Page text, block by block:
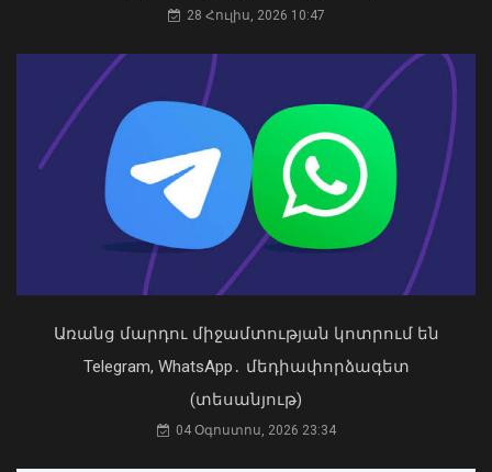
2026 թվականի հունիսն ու հուլիսը
Եվրոպայում դարձել են
դիտարկումների պատմության
ամենաշոգ ամիսները
պաշտոնում Ռուբեն Ռուբինյանի
03 Օգոստոս, 2026 13:13
Դուք 5 տարի ինձնից փախած եք ման
28 Հուլիս, 2026 10:47
Առանց մարդու միջամտության կոտրում են
Telegram, WhatsApp․ մեդիափորձագետ
(տեսանյութ)
04 Օգոստոս, 2026 23:34